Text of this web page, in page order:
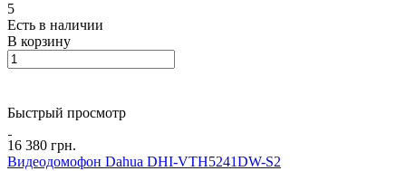
5
Есть в наличии
В корзину
Быстрый просмотр
16 380 грн.
Видеодомофон Dahua DHI-VTH5241DW-S2